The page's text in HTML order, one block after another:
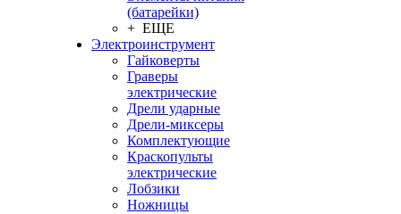
(батарейки)
+ ЕЩЕ
Электроинструмент
Гайковерты
Граверы
электрические
Дрели ударные
Дрели-миксеры
Комплектующие
Краскопульты
электрические
Лобзики
Ножницы